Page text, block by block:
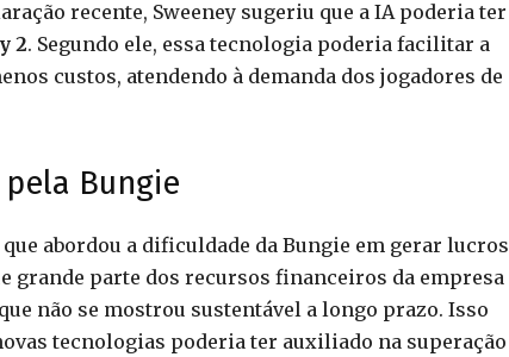
recente, Sweeney sugeriu que a IA poderia ter
2. Segundo ele, essa tecnologia poderia facilitar a
custos, atendendo à demanda dos jogadores de
Bungie
abordou a dificuldade da Bungie em gerar lucros
grande parte dos recursos financeiros da empresa
não se mostrou sustentável a longo prazo. Isso
tecnologias poderia ter auxiliado na superação